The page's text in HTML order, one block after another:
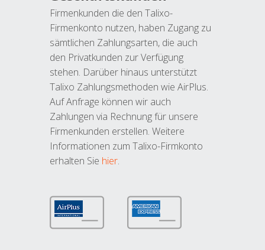
Firmenkunden die den Talixo-
Firmenkonto nutzen, haben Zugang zu
sämtlichen Zahlungsarten, die auch
den Privatkunden zur Verfügung
stehen. Darüber hinaus unterstützt
Talixo Zahlungsmethoden wie AirPlus.
Auf Anfrage können wir auch
Zahlungen via Rechnung für unsere
Firmenkunden erstellen. Weitere
Informationen zum Talixo-Firmkonto
erhalten Sie hier.